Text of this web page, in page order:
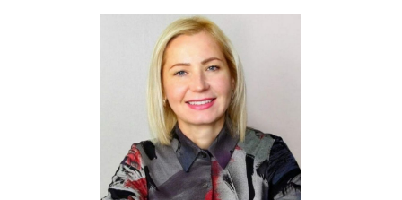
ACTUS
COACHING RENCONTRE
NOTRE DIFFÉRENCE
CONTACT